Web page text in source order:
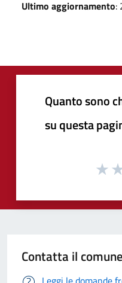
Ultimo aggiornamento:
Quanto sono
su questa
Contatta il comune